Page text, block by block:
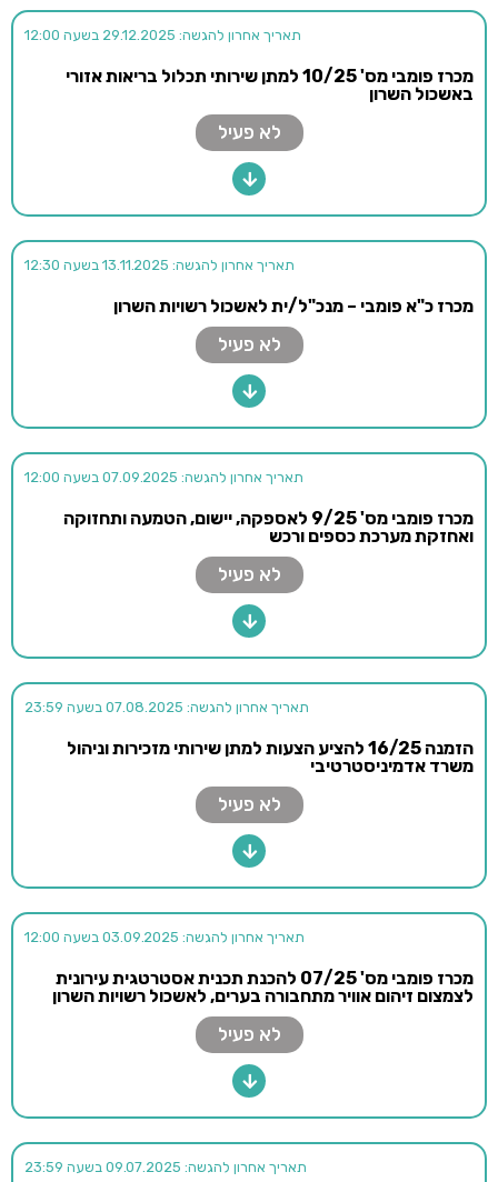
תאריך אחרון להגשה: 29.12.2025 בשעה 12:00
מכרז פומבי מס' 10/25 למתן שירותי תכלול בריאות אזורי
באשכול השרון
לא פעיל
תאריך אחרון להגשה: 13.11.2025 בשעה 12:30
מכרז כ"א פומבי – מנכ"ל/ית לאשכול רשויות השרון
לא פעיל
תאריך אחרון להגשה: 07.09.2025 בשעה 12:00
מכרז פומבי מס' 9/25 לאספקה, יישום, הטמעה ותחזוקה
ואחזקת מערכת כספים ורכש
לא פעיל
תאריך אחרון להגשה: 07.08.2025 בשעה 23:59
הזמנה 16/25 להציע הצעות למתן שירותי מזכירות וניהול
משרד אדמיניסטרטיבי
לא פעיל
תאריך אחרון להגשה: 03.09.2025 בשעה 12:00
מכרז פומבי מס' 07/25 להכנת תכנית אסטרטגית עירונית
לצמצום זיהום אוויר מתחבורה בערים, לאשכול רשויות השרון
לא פעיל
תאריך אחרון להגשה: 09.07.2025 בשעה 23:59